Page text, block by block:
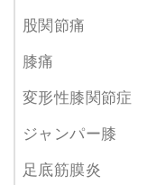
股関節痛
膝痛
変形性膝関節症
ジャンパー膝
足底筋膜炎